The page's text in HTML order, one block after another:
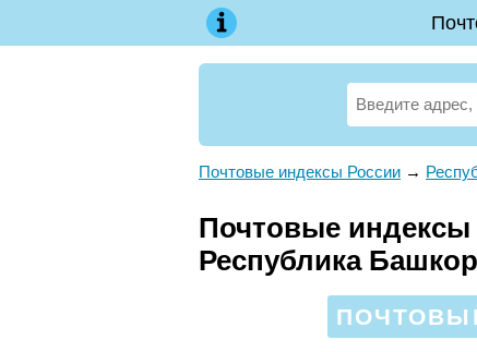
Почтовые индексы России →
Почтовые индексы
Республика